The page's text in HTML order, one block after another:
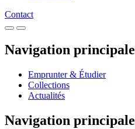
Contact
Navigation principale
Emprunter & Étudier
Collections
Actualités
Navigation principale